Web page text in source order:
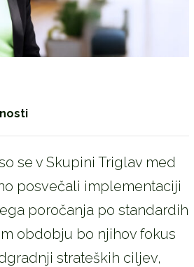
se v Skupini Triglav med
posvečali implementaciji
poročanja po standardih
obdobju bo njihov fokus
strateških ciljev,